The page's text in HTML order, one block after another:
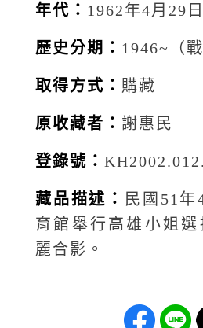
年代： 1962年4月29日
歷史分期： 1946~（戰
取得方式： 購藏
原收藏者： 謝惠民
登錄號：
藏品描述： 民國51年
育館舉行高雄小姐
麗合影。